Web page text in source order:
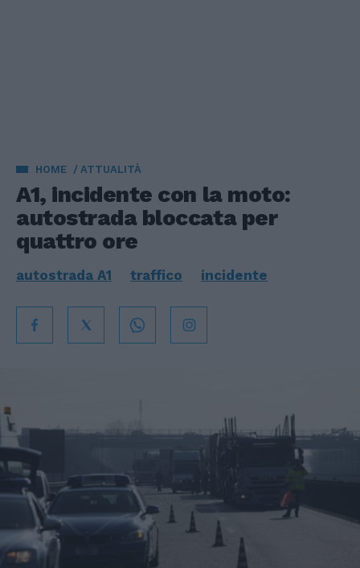
HOME ATTUALITÀ
A1, incidente con la moto:
autostrada bloccata per
quattro ore
autostrada A1 traffico incidente